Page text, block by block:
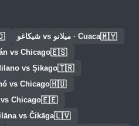
🇲🇾Cuaca · ميلانو vs شيكاغو
🇪🇸
vs Chicago
🇹🇷
vs Şikago
🇭🇺
vs Chicago
🇪🇪
vs Chicago
🇱🇻
vs Čikāga